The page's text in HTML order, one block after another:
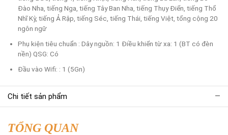
Đào Nha, tiếng Nga, tiếng Tây Ban Nha, tiếng Thụy Điển, tiếng Thổ
Nhĩ Kỳ, tiếng Ả Rập, tiếng Séc, tiếng Thái, tiếng Việt, tổng cộng 20
ngôn ngữ
Phụ kiện tiêu chuẩn : Dây nguồn: 1 Điều khiển từ xa: 1 (BT có đèn
nền) QSG: Có
Đầu vào Wifi: : 1 (5Gn)
Chi tiết sản phẩm
TỔNG QUAN